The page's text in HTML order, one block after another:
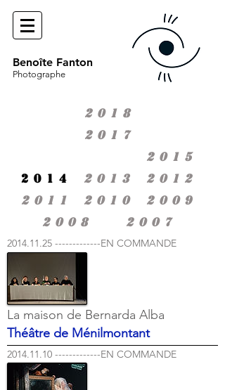
Benoîte Fanton
Photographe
2018
2017
2015
2014
2013
2012
2011
2010
2009
2008
2007
2014.11.25 -------------EN COMMANDE
La maison de Bernarda Alba
Théâtre de Ménilmontant
2014.11.10 -------------EN COMMANDE